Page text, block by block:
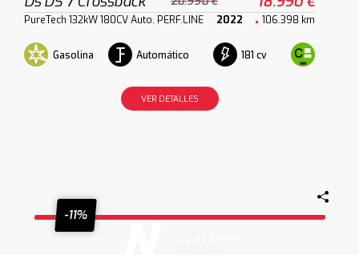
PureTech 132kW 180CV Auto. PERF.LINE 2022 106.398 km
Gasolina Automático 181 cv
VER DETALLES
-11%